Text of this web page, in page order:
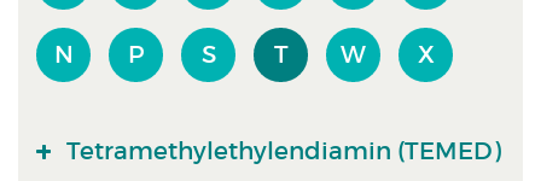
N P S T W X
Tetramethylethylendiamin (TEMED)